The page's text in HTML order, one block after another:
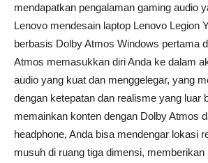
mendapatkan pengalaman gaming audio
Lenovo mendesain laptop Lenovo Legion
berbasis Dolby Atmos Windows pertama
Atmos memasukkan diri Anda ke dalam
audio yang kuat dan menggelegar, yang
dengan ketepatan dan realisme yang luar
memainkan konten dengan Dolby Atmos
headphone, Anda bisa mendengar lokasi
musuh di ruang tiga dimensi, memberikan